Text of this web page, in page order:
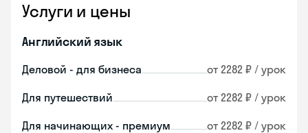
Услуги и цены
Английский язык
Деловой - для бизнеса от 2282 ₽ / урок
Для путешествий от 2282 ₽ / урок
Для начинающих - премиум от 2282 ₽ / урок